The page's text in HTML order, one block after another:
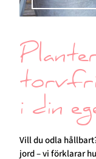
torvfri
i din
Vill du odla
jord – vi förklarar